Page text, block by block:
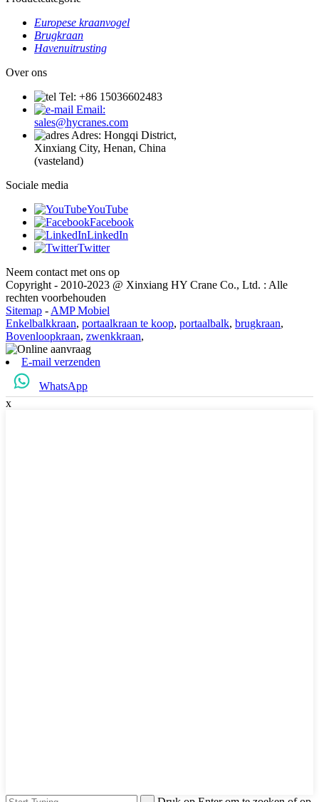
Europese kraanvogel
Brugkraan
Havenuitrusting
Over ons
Tel: +86 15036602483
Email:
sales@hycranes.com
Adres: Hongqi District,
Xinxiang City, Henan, China
(vasteland)
Sociale media
YouTube
Facebook
LinkedIn
Twitter
Neem contact met ons op
Copyright - 2010-2023 @ Xinxiang HY Crane Co., Ltd. : Alle
rechten voorbehouden
Sitemap - AMP Mobiel
Enkelbalkkraan, portaalkraan te koop, portaalbalk, brugkraan,
Bovenloopkraan, zwenkkraan,
E-mail verzenden
WhatsApp
x